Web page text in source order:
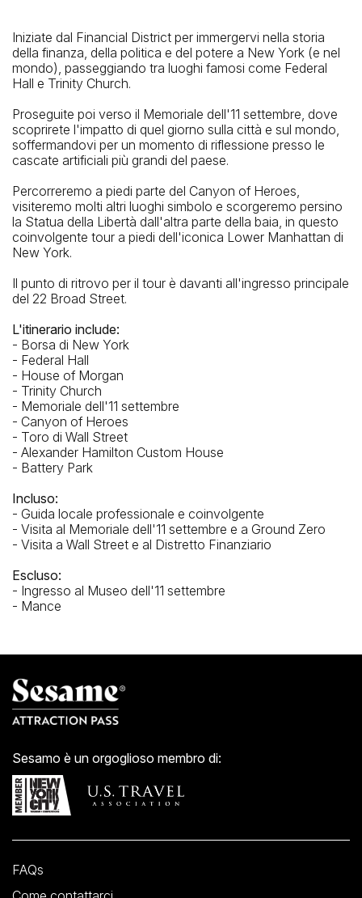
La stazione di metropolitana più vicina
Broad St
La fermata del bus più vicina
Broadway / Exchange Alley
Iniziate dal Financial District per immergervi nella storia
della finanza, della politica e del potere a New York (e nel
mondo), passeggiando tra luoghi famosi come Federal
Hall e Trinity Church.
Proseguite poi verso il Memoriale dell'11 settembre, dove
scoprirete l'impatto di quel giorno sulla città e sul mondo,
soffermandovi per un momento di riflessione presso le
cascate artificiali più grandi del paese.
Percorreremo a piedi parte del Canyon of Heroes,
visiteremo molti altri luoghi simbolo e scorgeremo persino
la Statua della Libertà dall'altra parte della baia, in questo
coinvolgente tour a piedi dell'iconica Lower Manhattan di
New York.
Il punto di ritrovo per il tour è davanti all'ingresso principale
del 22 Broad Street.
L'itinerario include:
- Borsa di New York
- Federal Hall
- House of Morgan
- Trinity Church
- Memoriale dell'11 settembre
- Canyon of Heroes
- Toro di Wall Street
- Alexander Hamilton Custom House
- Battery Park
Incluso:
- Guida locale professionale e coinvolgente
- Visita al Memoriale dell'11 settembre e a Ground Zero
- Visita a Wall Street e al Distretto Finanziario
Escluso:
- Ingresso al Museo dell'11 settembre
- Mance
Sesamo è un orgoglioso membro di:
FAQs